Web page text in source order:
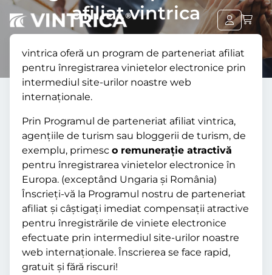
afiliat vintrica
vintrica oferă un program de parteneriat afiliat
pentru înregistrarea vinietelor electronice prin
intermediul site-urilor noastre web
internaționale.
Prin Programul de parteneriat afiliat vintrica,
agențiile de turism sau bloggerii de turism, de
exemplu, primesc o remunerație atractivă
pentru înregistrarea vinietelor electronice în
Europa. (exceptând Ungaria și România)
Înscrieți-vă la Programul nostru de parteneriat
afiliat și câștigați imediat compensații atractive
pentru înregistrările de viniete electronice
efectuate prin intermediul site-urilor noastre
web internaționale. Înscrierea se face rapid,
gratuit și fără riscuri!